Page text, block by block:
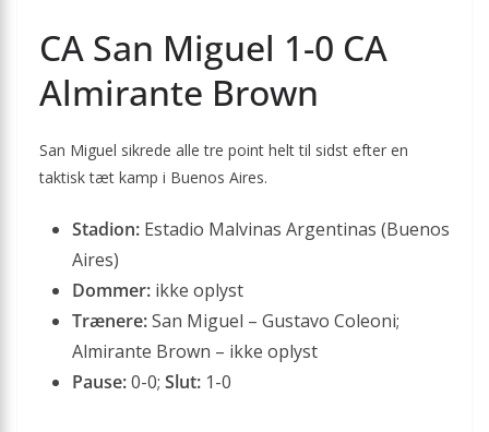
CA San Miguel 1-0 CA
Almirante Brown
San Miguel sikrede alle tre point helt til sidst efter en
taktisk tæt kamp i Buenos Aires.
Stadion: Estadio Malvinas Argentinas (Buenos
Aires)
Dommer: ikke oplyst
Trænere:San Miguel – Gustavo Coleoni;
Almirante Brown – ikke oplyst
Pause:0-0; Slut: 1-0